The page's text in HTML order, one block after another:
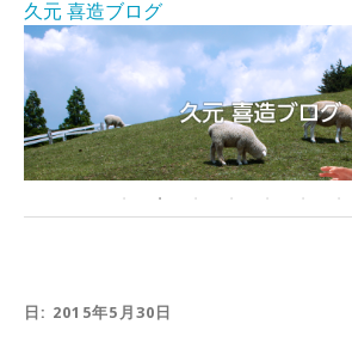
久元 喜造ブログ
日: 2015年5月30日